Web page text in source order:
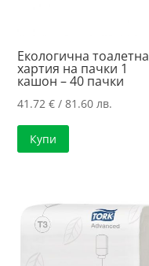
Екологична тоалетна
хартия на пачки 1
кашон – 40 пачки
41.72€ / 81.60 лв.
Купи